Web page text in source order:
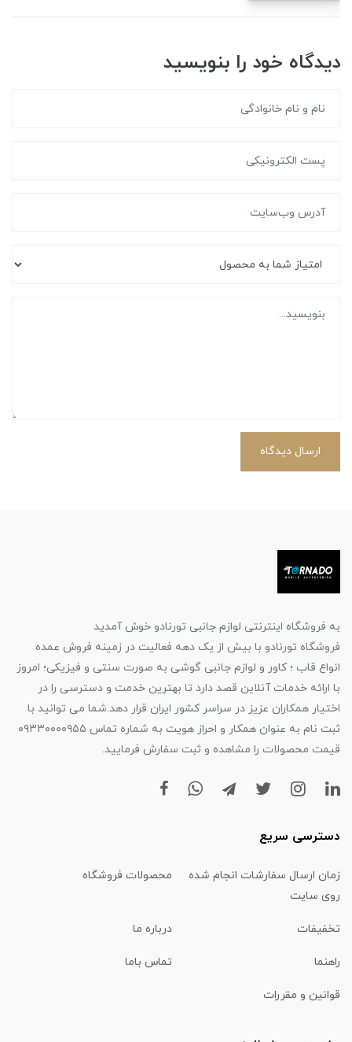
دیدگاه خود را بنویسید
ارسال دیدگاه
به فروشگاه اینترنتی لوازم جانبی تورنادو خوش آمدید
فروشگاه تورنادو با بیش از یک دهه فعالیت در زمینه فروش عمده
انواع قاب ؛ کاور و لوازم جانبی گوشی به صورت سنتی و فیزیکی؛ امروز
با ارائه خدمات آنلاین قصد دارد تا بهترین خدمت و دسترسی را در
اختیار همکاران عزیز در سراسر کشور ایران قرار دهد.شما می توانید با
ثبت نام به عنوان همکار و احراز هویت به شماره تماس ۰۹۳۳۰۰۰۰۹۵۵
قیمت محصولات را مشاهده و ثبت سفارش فرمایید.
دسترسی سریع
زمان ارسال سفارشات انجام شده
روی سایت
محصولات فروشگاه
تخفیفات درباره ما
راهنما تماس باما
قوانین و مقررات